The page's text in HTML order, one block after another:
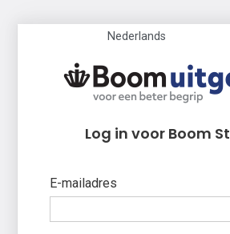
Nederlands
Log in voor Boom
E-mailadres